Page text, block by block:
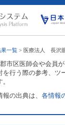
果一覧 > 医療法人 長沢
市区医師会や会員
行う際の参考、ツ
報の出典は、各情報